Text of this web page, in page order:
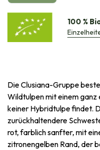
100 %
Die Clusiana-Gruppe
Wildtulpen mit einem ganz
keiner Hybridtulpe findet.
zurückhaltendere
rot, farblich sanfter, mit
zitronengelben Rand, der